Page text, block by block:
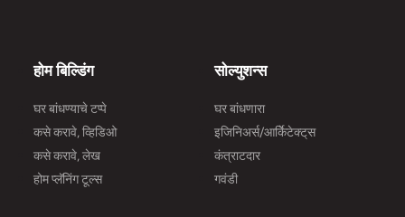
होम बिल्डिंग
घर बांधण्याचे टप्पे
कसे करावे, व्हिडिओ
कसे करावे, लेख
होम प्लॅनिंग टूल्स
सोल्युशन्स
घर बांधणारा
इजिनिअर्स/आर्किेटेक्ट्‌स
कंत्राटदार
गवंडी